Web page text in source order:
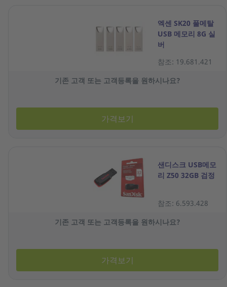
엑센 SK20 풀메탈
USB 메모리 8G 실
버
참조: 19.681.421
기존 고객 또는 고객등록을 원하시나요?
가격보기
샌디스크 USB메모
리 Z50 32GB 검정
참조: 6.593.428
기존 고객 또는 고객등록을 원하시나요?
가격보기